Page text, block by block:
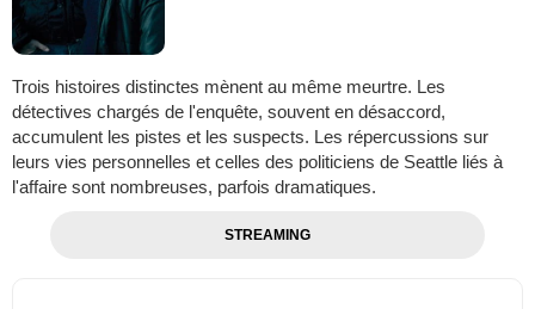
Trois histoires distinctes mènent au même meurtre. Les
détectives chargés de l'enquête, souvent en désaccord,
accumulent les pistes et les suspects. Les répercussions sur
leurs vies personnelles et celles des politiciens de Seattle liés à
l'affaire sont nombreuses, parfois dramatiques.
STREAMING